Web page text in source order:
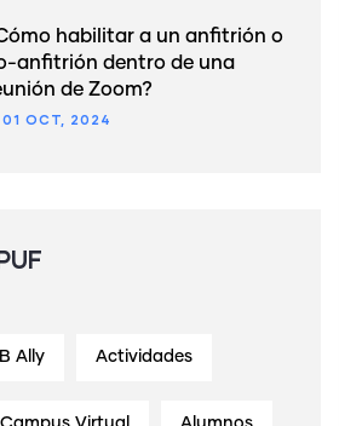
habilitar a un anfitrión o
anfitrión dentro de una
de Zoom?
01 OCT, 2024
Ally Actividades